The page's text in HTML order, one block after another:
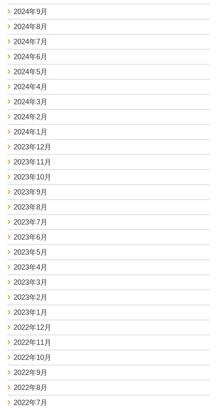
2024年9月
2024年8月
2024年7月
2024年6月
2024年5月
2024年4月
2024年3月
2024年2月
2024年1月
2023年12月
2023年11月
2023年10月
2023年9月
2023年8月
2023年7月
2023年6月
2023年5月
2023年4月
2023年3月
2023年2月
2023年1月
2022年12月
2022年11月
2022年10月
2022年9月
2022年8月
2022年7月